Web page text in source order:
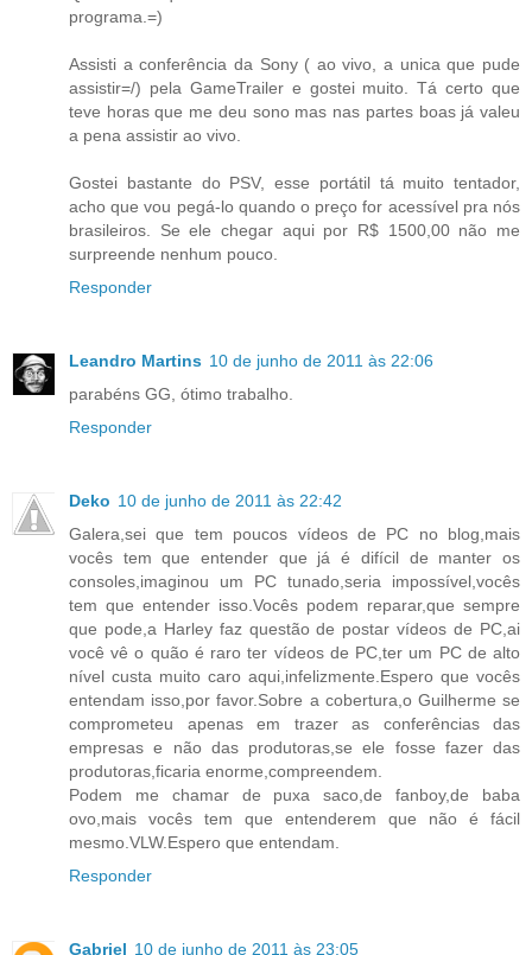
programa.=)
Assisti a conferência da Sony ( ao vivo, a unica que pude
assistir=/) pela GameTrailer e gostei muito. Tá certo que
teve horas que me deu sono mas nas partes boas já valeu
a pena assistir ao vivo.
Gostei bastante do PSV, esse portátil tá muito tentador,
acho que vou pegá-lo quando o preço for acessível pra nós
brasileiros. Se ele chegar aqui por R$ 1500,00 não me
surpreende nenhum pouco.
Responder
Leandro Martins 10 de junho de 2011 às 22:06
parabéns GG, ótimo trabalho.
Responder
Deko 10 de junho de 2011 às 22:42
Galera,sei que tem poucos vídeos de PC no blog,mais
vocês tem que entender que já é difícil de manter os
consoles,imaginou um PC tunado,seria impossível,vocês
tem que entender isso.Vocês podem reparar,que sempre
que pode,a Harley faz questão de postar vídeos de PC,ai
você vê o quão é raro ter vídeos de PC,ter um PC de alto
nível custa muito caro aqui,infelizmente.Espero que vocês
entendam isso,por favor.Sobre a cobertura,o Guilherme se
comprometeu apenas em trazer as conferências das
empresas e não das produtoras,se ele fosse fazer das
produtoras,ficaria enorme,compreendem.
Podem me chamar de puxa saco,de fanboy,de baba
ovo,mais vocês tem que entenderem que não é fácil
mesmo.VLW.Espero que entendam.
Responder
Gabriel 10 de junho de 2011 às 23:05